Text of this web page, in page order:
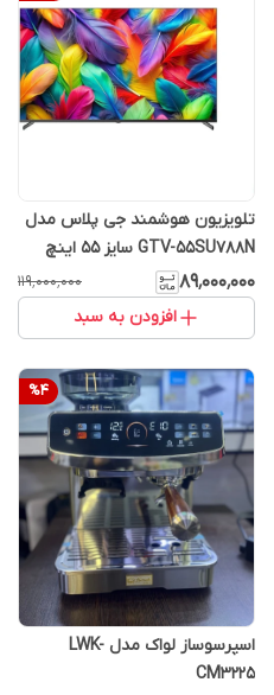
تلویزیون هوشمند جی پلاس مدل
GTV-55SU788N سایز ۵۵ اینچ
LED Ultra HD 4K
۸۹٬۰۰۰٬۰۰۰ ۱۱۹٬۰۰۰٬۰۰۰
افزودن به سبد
%4
اسپرسوساز لواک مدل LWK-
CM3225